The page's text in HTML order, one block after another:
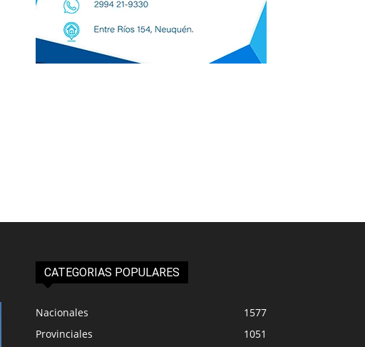
CATEGORIAS POPULARES
Nacionales
1577
Provinciales
1051